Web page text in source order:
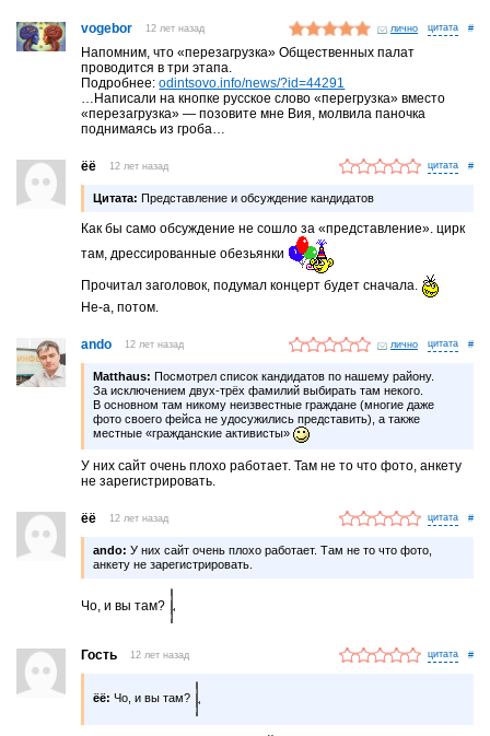
vogebor 12 лет назад лично #
Напомним, что «перезагрузка» Общественных палат
проводится в три этапа.
Подробнее:odintsovo.info/news/?id=44291
…Написали на кнопке русское слово «перегрузка» вместо
«перезагрузка» — позовите мне Вия, молвила паночка
поднимаясь из гроба…
ёё 12 лет назад #
Цитата: Представление и обсуждение кандидатов
Как бы само обсуждение не сошло за «представление». цирк
там, дрессированные обезьянки
Прочитал заголовок, подумал концерт будет сначала.
Не-а, потом.
ando 12 лет назад лично #
Matthaus: Посмотрел список кандидатов по нашему району.
За исключением двух-трёх фамилий выбирать там некого.
В основном там никому неизвестные граждане (многие даже
фото своего фейса не удосужились представить), а также
местные «гражданские активисты»
У них сайт очень плохо работает. Там не то что фото, анкету
не зарегистрировать.
ёё 12 лет назад #
ando: У них сайт очень плохо работает. Там не то что фото,
анкету не зарегистрировать.
Чо, и вы там?
Гость 12 лет назад #
ёё: Чо, и вы там?